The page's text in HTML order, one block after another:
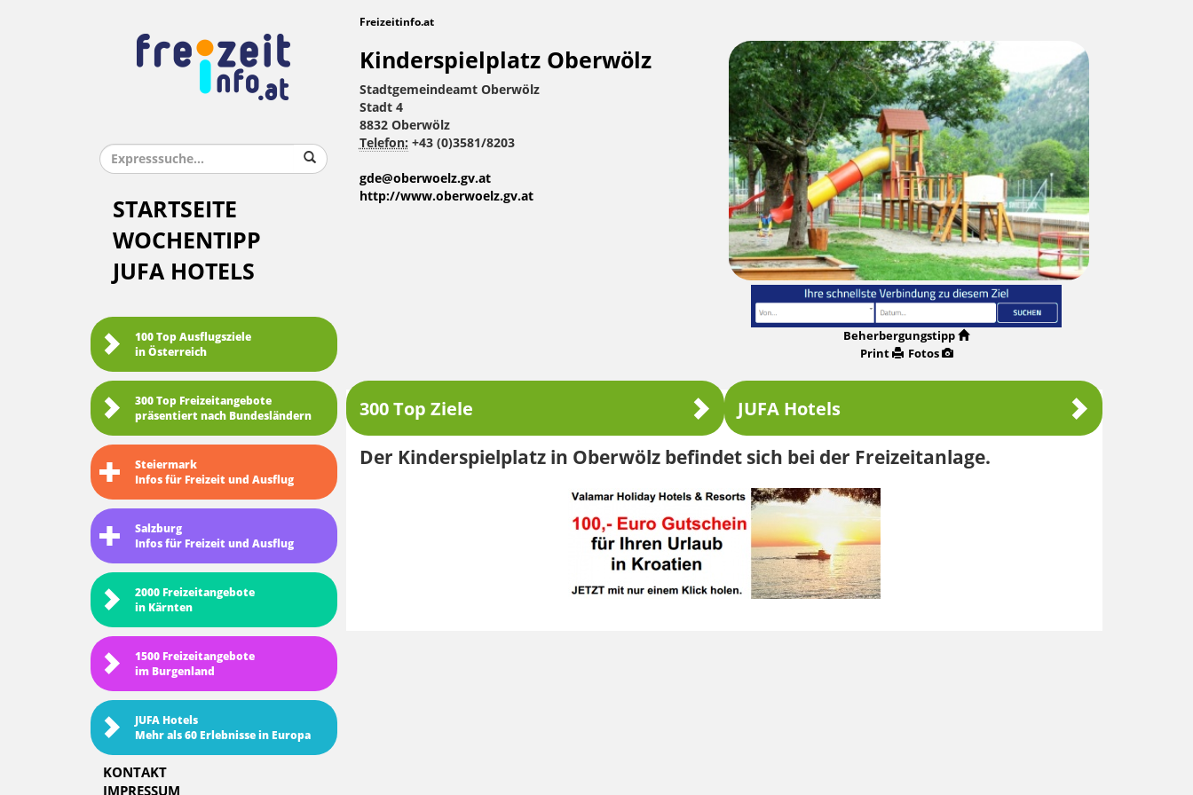
STARTSEITE
WOCHENTIPP
JUFA HOTELS
100 Top Ausflugsziele
in Österreich
300 Top Freizeitangebote
präsentiert nach Bundesländern
Steiermark
Infos für Freizeit und Ausflug
Salzburg
Infos für Freizeit und Ausflug
2000 Freizeitangebote
in Kärnten
1500 Freizeitangebote
im Burgenland
JUFA Hotels
Mehr als 60 Erlebnisse in Europa
KONTAKT
IMPRESSUM
Freizeitinfo.at
Kinderspielplatz Oberwölz
Stadtgemeindeamt Oberwölz
Stadt 4
8832 Oberwölz
Telefon: +43 (0)3581/8203
gde@oberwoelz.gv.at
http://www.oberwoelz.gv.at
Beherbergungstipp
Print
Fotos
300 Top Ziele JUFA Hotels
Der Kinderspielplatz in Oberwölz befindet sich bei der Freizeitanlage.